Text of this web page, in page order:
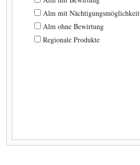
Alm mit Nächtigungsmöglichkeit
Alm ohne Bewirtung
Regionale Produkte